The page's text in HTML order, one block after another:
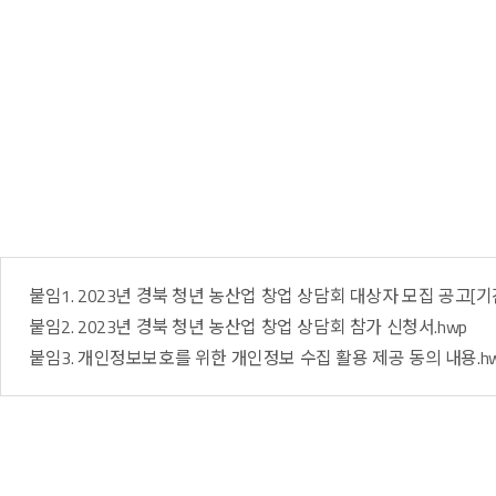
붙임1. 2023년 경북 청년 농산업 창업 상담회 대상자 모집 공고[
붙임2. 2023년 경북 청년 농산업 창업 상담회 참가 신청서.hwp
붙임3. 개인정보보호를 위한 개인정보 수집 활용 제공 동의 내용